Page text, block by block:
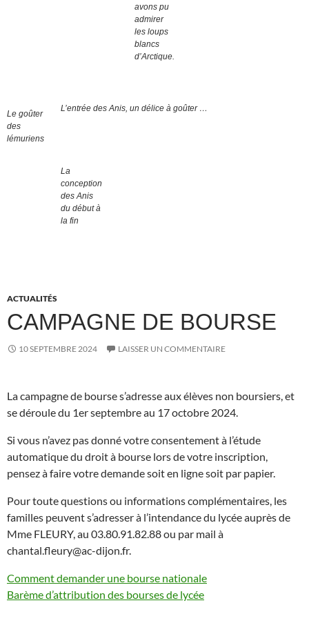
avons pu
admirer
les loups
blancs
d’Arctique.
Le goûter
des
lémuriens
L’entrée des Anis, un délice à goûter …
La
conception
des Anis
du début à
la fin
ACTUALITÉS
CAMPAGNE DE BOURSE
10 SEPTEMBRE 2024 LAISSER UN COMMENTAIRE
La campagne de bourse s’adresse aux élèves non boursiers, et
se déroule du 1er septembre au 17 octobre 2024.
Si vous n’avez pas donné votre consentement à l’étude
automatique du droit à bourse lors de votre inscription,
pensez à faire votre demande soit en ligne soit par papier.
Pour toute questions ou informations complémentaires, les
familles peuvent s’adresser à l’intendance du lycée auprès de
Mme FLEURY, au 03.80.91.82.88 ou par mail à
chantal.fleury@ac-dijon.fr.
Comment demander une bourse nationale
Barème d’attribution des bourses de lycée